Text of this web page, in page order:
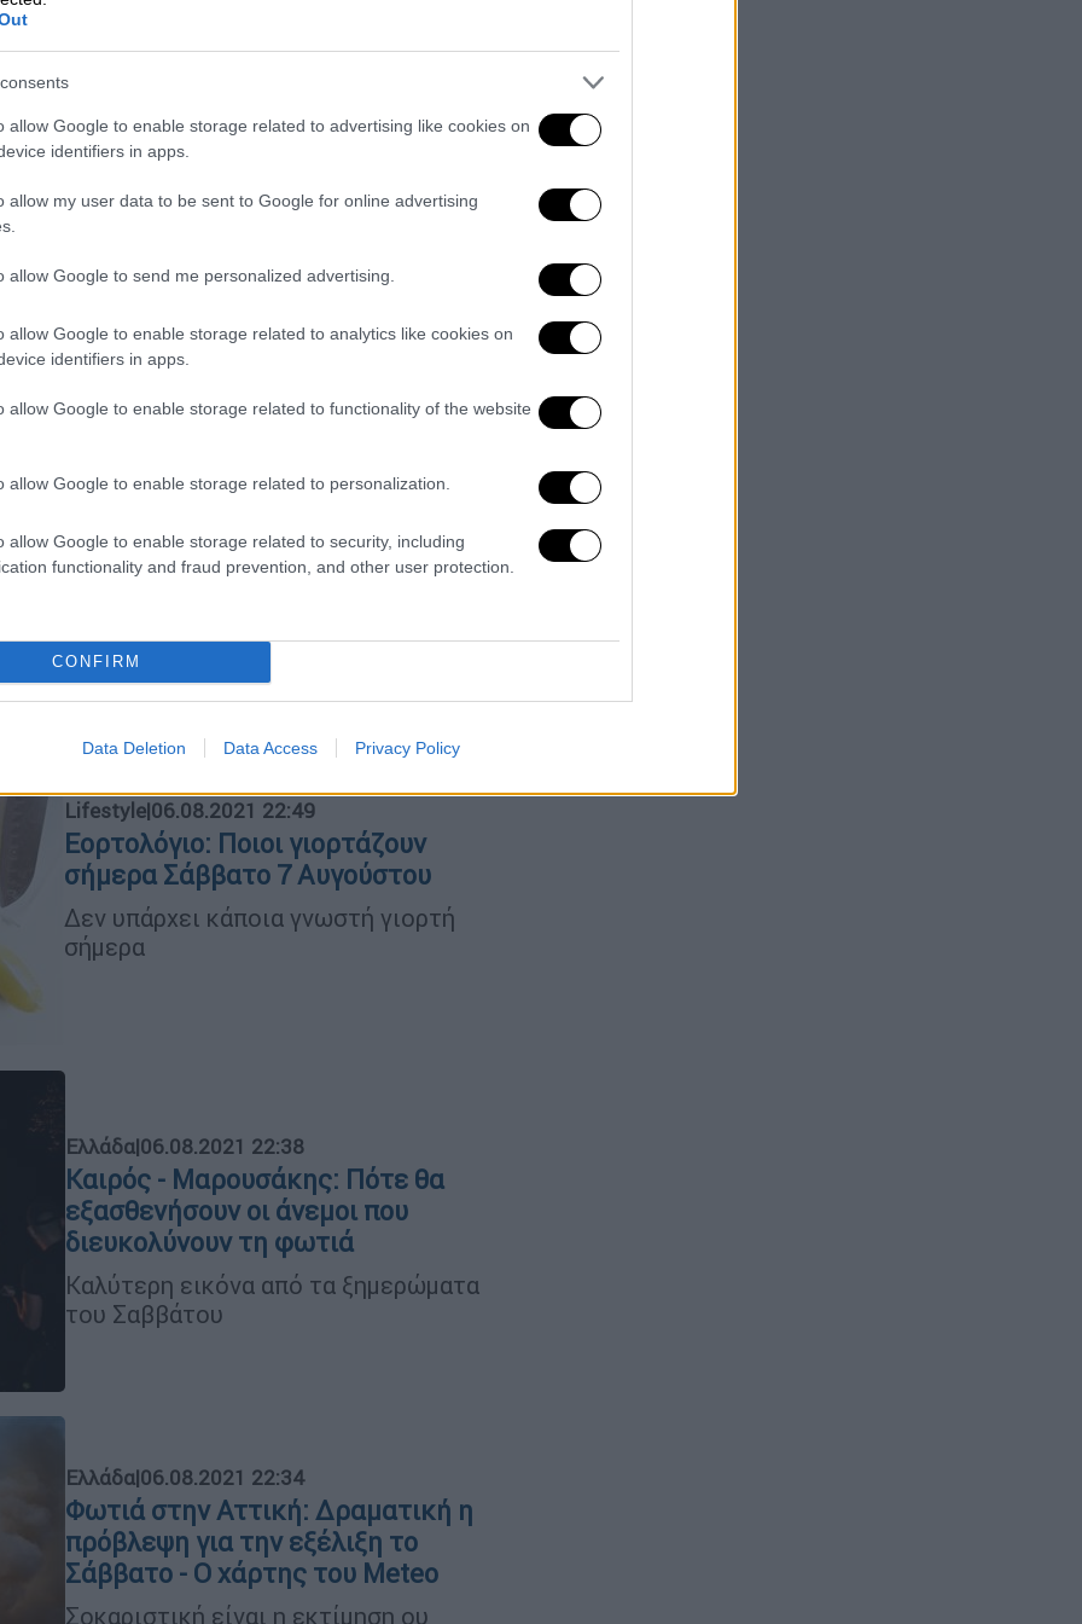
allow Google to enable storage related to advertising like cookies on
identifiers in apps.
allow my user data to be sent to Google for online advertising
allow Google to send me personalized advertising.
allow Google to enable storage related to analytics like cookies on
identifiers in apps.
allow Google to enable storage related to functionality of the website
allow Google to enable storage related to personalization.
allow Google to enable storage related to security, including
functionality and fraud prevention, and other user protection.
CONFIRM
Data Deletion Data Access Privacy Policy
ζήσεις.
Ελλάδα|06.08.2021 23:09
Μαλακάσα - Συγκλονιστικές
Δραματική έκκληση από τον δήμαρχο
Γυναικοκτονία στη Λάρισα: Στη
φυλακή ο 54χρονος δράστης
Ο δράστης μεταφέρεται στις φυλακές
Lifestyle|06.08.2021 22:49
Εορτολόγιο: Ποιοι γιορτάζουν
σήμερα Σάββατο 7 Αυγούστου
Δεν υπάρχει κάποια γνωστή γιορτή
σήμερα
Ελλάδα|06.08.2021 22:38
Καιρός - Μαρουσάκης: Πότε θα
εξασθενήσουν οι άνεμοι που
διευκολύνουν τη φωτιά
Καλύτερη εικόνα από τα ξημερώματα
του Σαββάτου
Ελλάδα|06.08.2021 22:34
Φωτιά στην Αττική: Δραματική η
πρόβλεψη για την εξέλιξη το
Σάββατο - Ο χάρτης του Meteo
Σοκαριστική είναι η εκτίμηση ου